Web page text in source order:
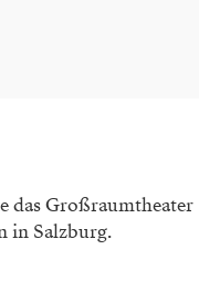
das Großraumtheater
in Salzburg.